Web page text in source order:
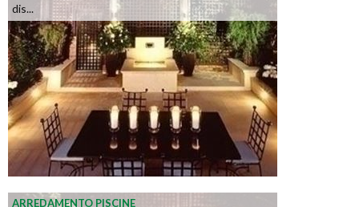
dis...
ARREDAMENTO PISCINE